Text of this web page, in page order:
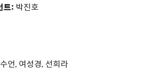
트: 박진호
언, 여성경, 선희라